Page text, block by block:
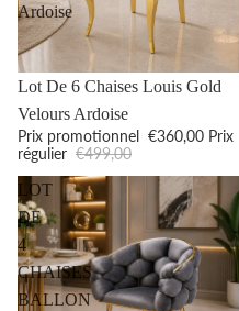
Ardoise
Promotion
Lot De 6 Chaises Louis Gold
Velours Ardoise
Prix promotionnel €360,00 Prix
régulier €499,00
LOT
DE
4
CHAISES
BALLON